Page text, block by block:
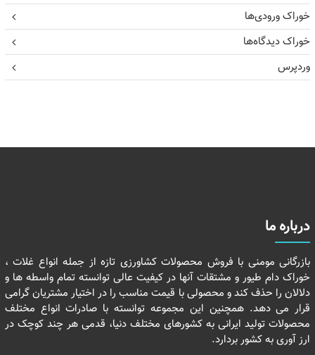
خوراک ورودی‌ها
خوراک دیدگاه‌ها
وردپرس
درباره ما
بازرگانی مومنی با فروش محصولات کشاورزی تازه از جمله انواع غلات ،
خوراک دام طیور و مشتقات آنها در کیفیت عالی توانسته تمام واسطه ها و
دلالان را حذف کند و محصولی با قیمت مناسب را در اختیار مشتریان گرامی
قرار می دهد. همچنین این مجموعه توانسته با صادرات انواع مختلف
محصولات تولید ایرانی به کشورهای مختلف دنیا، قدمی هر چند کوچک در
ارز آوری به کشور بردارد.